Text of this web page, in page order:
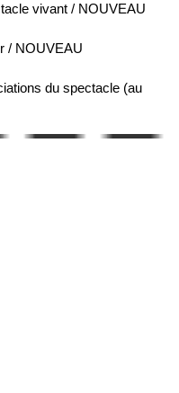
vivant / NOUVEAU
/ NOUVEAU
du spectacle (au